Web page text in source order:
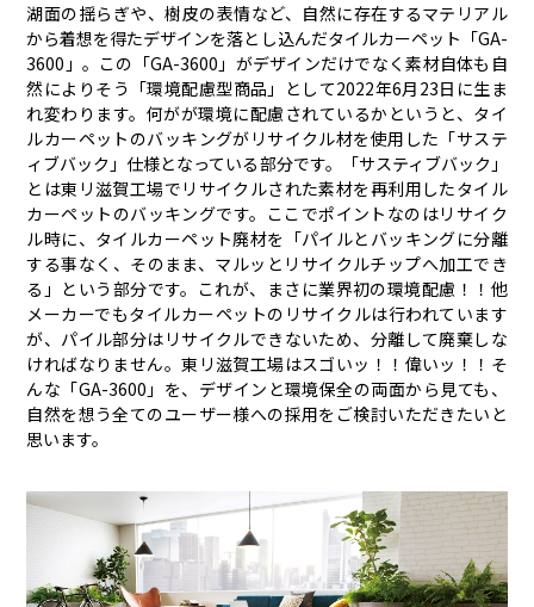
湖面の揺らぎや、樹皮の表情など、自然に存在するマテリアル
から着想を得たデザインを落とし込んだタイルカーペット「GA-
3600」。この「GA-3600」がデザインだけでなく素材自体も自
然によりそう「環境配慮型商品」として2022年6月23日に生ま
れ変わります。何がが環境に配慮されているかというと、タイ
ルカーペットのバッキングがリサイクル材を使用した「サステ
ィブバック」仕様となっている部分です。「サスティブバック」
とは東リ滋賀工場でリサイクルされた素材を再利用したタイル
カーペットのバッキングです。ここでポイントなのはリサイク
ル時に、タイルカーペット廃材を「パイルとバッキングに分離
する事なく、そのまま、マルッとリサイクルチップへ加工でき
る」という部分です。これが、まさに業界初の環境配慮！！他
メーカーでもタイルカーペットのリサイクルは行われています
が、パイル部分はリサイクルできないため、分離して廃棄しな
ければなりません。東リ滋賀工場はスゴいッ！！偉いッ！！そ
んな「GA-3600」を、デザインと環境保全の両面から見ても、
自然を想う全てのユーザー様への採用をご検討いただきたいと
思います。